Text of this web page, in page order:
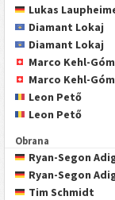
Lukas
Diamant Lokaj
Diamant Lokaj
Marco Kehl-
Marco Kehl-
Leon Pető
Leon Pető
Obrana
Ryan-Segon
Ryan-Segon
Tim Schmidt